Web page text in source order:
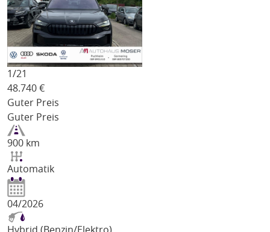
1/21
48.740 €
Guter Preis
Guter Preis
900 km
Automatik
04/2026